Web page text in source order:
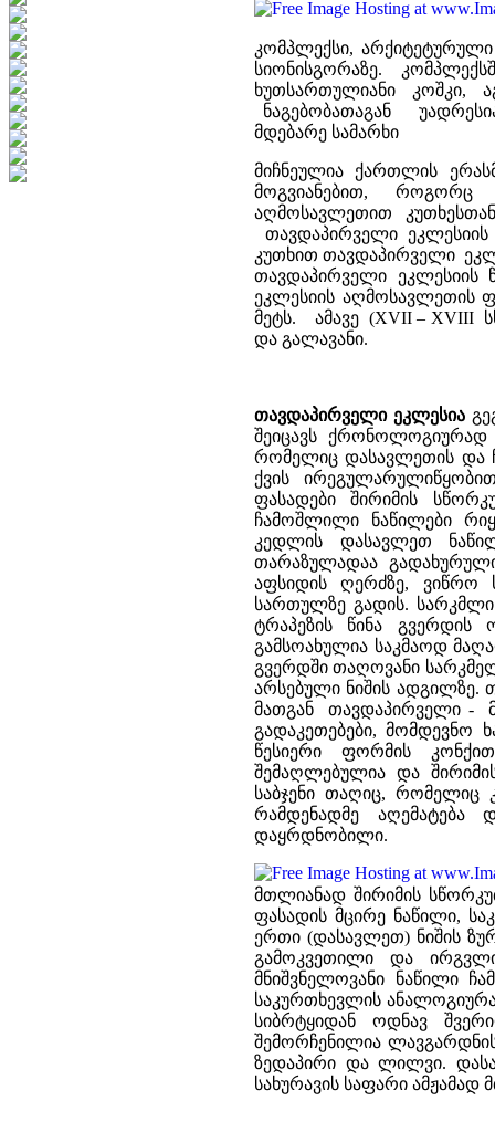
კომპლექსი,
სიონისგორაზე.
ხუთსართულიანი კოშკი,
ნაგებობათაგან
მდებარე სამარხი
მიჩნეულია ქართლის
მოგვიანებით, როგორც
აღმოსავლეთით
თავდაპირველი
კუთხით თავდაპირველი
თავდაპირველი
ეკლესიის აღმოსავლეთის
მეტს. ამავე (XVII – XVIII
და გალავანი.
თავდაპირველი ეკლესია
შეიცავს ქრონოლოგიურად
რომელიც დასავლეთის და
ქვის
ფასადები შირიმის
ჩამოშლილი ნაწილები
კედლის დასავლეთ
თარაზულადაა
აფსიდის ღერძზე, ვიწრო
სართულზე გადის.
ტრაპეზის წინა
გამსოახულია საკმაოდ
გვერდში თაღოვანი
არსებული ნიშის
მათგან თავდაპირველი -
გადაკეთებები, მომდევნო
წესიერი ფორმის
შემაღლებულია და
საბჯენი თაღიც,
რამდენადმე აღემატება
დაყრდნობილი.
მთლიანად შირიმის
ფასადის მცირე ნაწილი,
ერთი (დასავლეთ) ნიშის
გამოკვეთილი და
მნიშვნელოვანი ნაწილი
საკურთხევლის
სიბრტყიდან ოდნავ
შემორჩენილია
ზედაპირი და ლილვი.
სახურავის საფარი